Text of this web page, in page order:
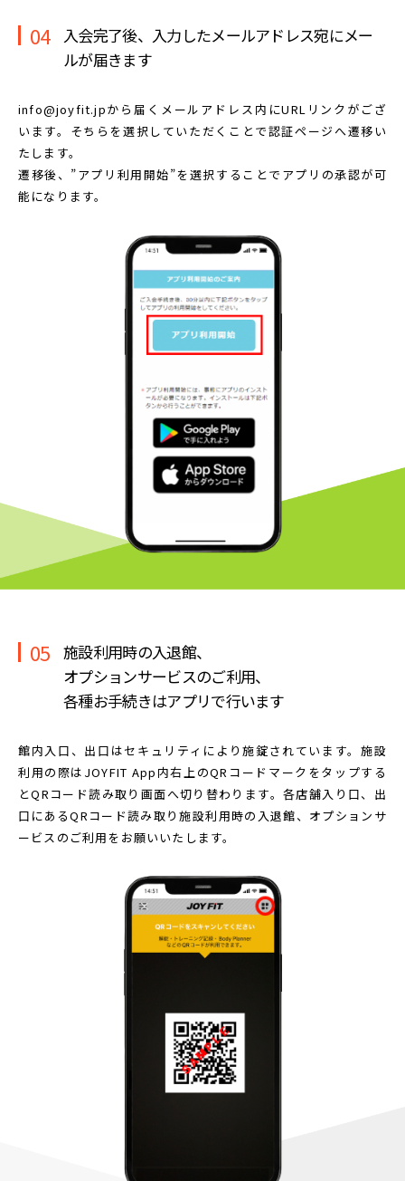
04 入会完了後、入力したメールアドレス宛にメー
ルが届きます
info@joyfit.jpから届くメールアドレス内にURLリンクがござ
います。 そちらを選択していただくことで認証ページへ遷移い
たします。
遷移後、”アプリ利用開始”を選択することで アプリの承認が可
能になります。
05 施設利用時の入退館、
オプションサービスのご利用、
各種お手続きはアプリで行います
館内入口、出口はセキュリティにより施錠されています。施設
利用の際はJOYFIT App内右上のQRコードマークをタップする
とQRコード読み取り画面へ切り替わります。各店舗入り口、出
口にあるQRコード読み取り施設利用時の入退館、オプションサ
ービスのご利用をお願いいたします。